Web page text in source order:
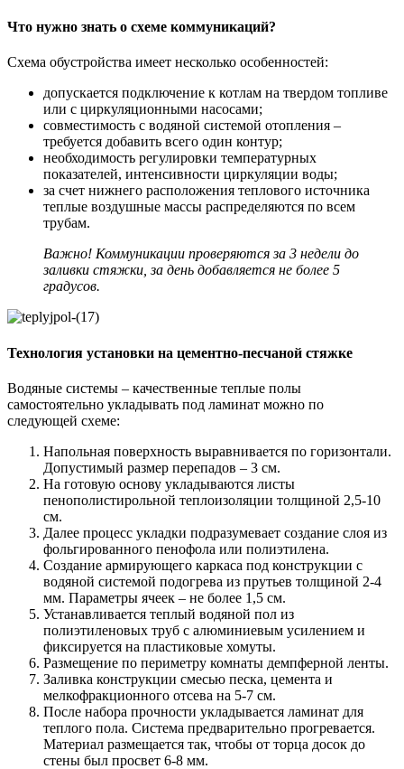
Что нужно знать о схеме коммуникаций?
Схема обустройства имеет несколько особенностей:
допускается подключение к котлам на твердом топливе
или с циркуляционными насосами;
совместимость с водяной системой отопления –
требуется добавить всего один контур;
необходимость регулировки температурных
показателей, интенсивности циркуляции воды;
за счет нижнего расположения теплового источника
теплые воздушные массы распределяются по всем
трубам.
Важно! Коммуникации проверяются за 3 недели до
заливки стяжки, за день добавляется не более 5
градусов.
Технология установки на цементно-песчаной стяжке
Водяные системы – качественные теплые полы
самостоятельно укладывать под ламинат можно по
следующей схеме:
Напольная поверхность выравнивается по горизонтали.
Допустимый размер перепадов – 3 см.
На готовую основу укладываются листы
пенополистирольной теплоизоляции толщиной 2,5-10
см.
Далее процесс укладки подразумевает создание слоя из
фольгированного пенофола или полиэтилена.
Создание армирующего каркаса под конструкции с
водяной системой подогрева из прутьев толщиной 2-4
мм. Параметры ячеек – не более 1,5 см.
Устанавливается теплый водяной пол из
полиэтиленовых труб с алюминиевым усилением и
фиксируется на пластиковые хомуты.
Размещение по периметру комнаты демпферной ленты.
Заливка конструкции смесью песка, цемента и
мелкофракционного отсева на 5-7 см.
После набора прочности укладывается ламинат для
теплого пола. Система предварительно прогревается.
Материал размещается так, чтобы от торца досок до
стены был просвет 6-8 мм.